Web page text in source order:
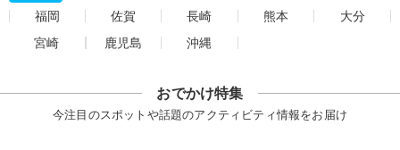
福岡
佐賀 長崎 熊本
大分
宮崎
鹿児島 沖縄
おでかけ特集
今注目のスポットや話題のアクティビティ情報をお届け